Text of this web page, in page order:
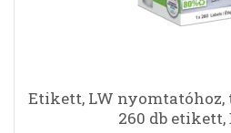
Etikett, LW nyomtatóhoz,
260 db etikett,